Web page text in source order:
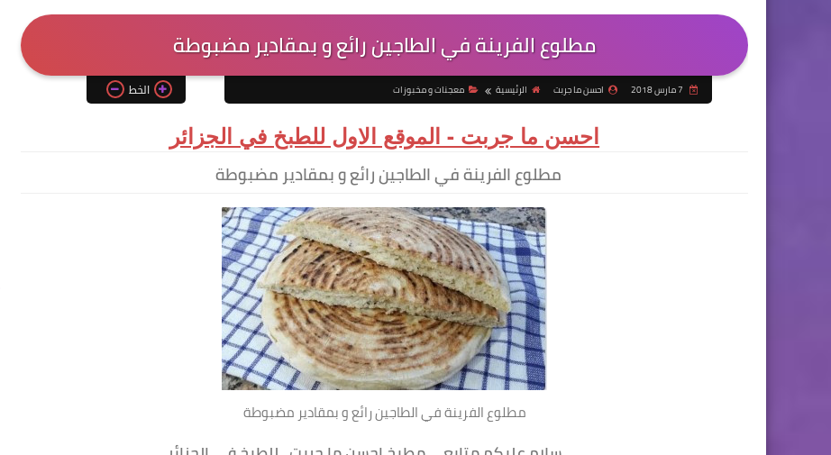
مطلوع الفرينة في الطاجين رائع و بمقادير مضبوطة
احسن ما جربت الرئيسية معجنات و مخبوزات الخط
احسن ما جربت - الموقع الاول للطبخ في الجزائر
مطلوع الفرينة في الطاجين رائع و بمقادير مضبوطة
مطلوع الفرينة في الطاجين رائع و بمقادير مضبوطة